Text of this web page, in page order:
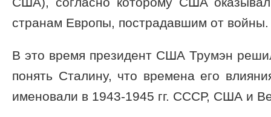
странам Европы, пострадавшим от войны.
В это время президент США Трумэн
понять Сталину, что времена его
именовали в 1943-1945 гг. СССР, США и